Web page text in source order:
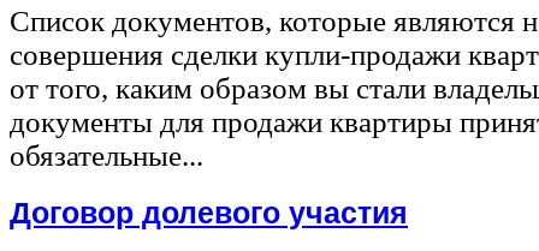
Список документов, которые являются
совершения сделки купли-продажи
от того, каким образом вы стали
документы для продажи квартиры
обязательные...
Договор долевого участия